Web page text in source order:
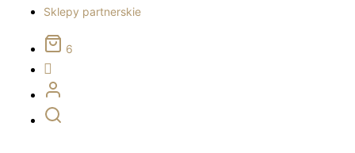
Sklepy partnerskie
6